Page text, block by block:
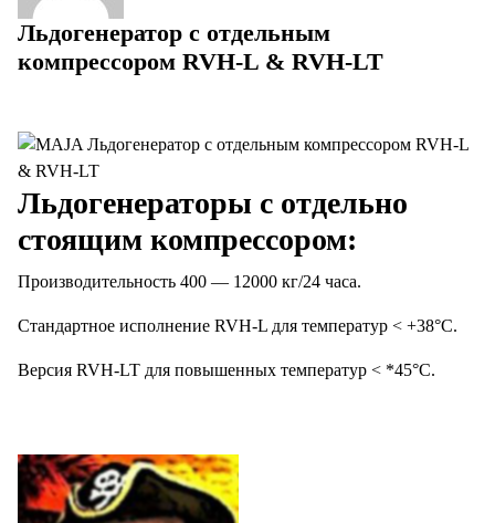
Льдогенератор с отдельным
компрессором RVH-L & RVH-LT
Льдогенераторы с отдельно
стоящим компрессором:
Производительность 400 — 12000 кг/24 часа.
Стандартное исполнение RVH-L для температур < +38°С.
Версия RVH-LT для повышенных температур < *45°С.